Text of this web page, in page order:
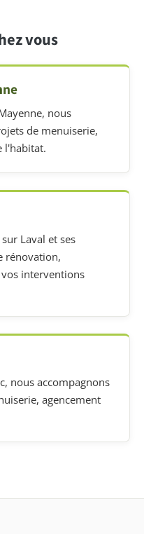
vous
nous
de menuiserie,
l'habitat.
Laval et ses
rénovation,
interventions
nous accompagnons
agencement